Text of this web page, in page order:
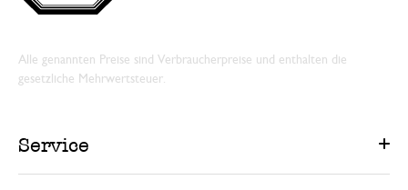
Alle genannten Preise sind Verbraucherpreise und enthalten die
gesetzliche Mehrwertsteuer.
Service